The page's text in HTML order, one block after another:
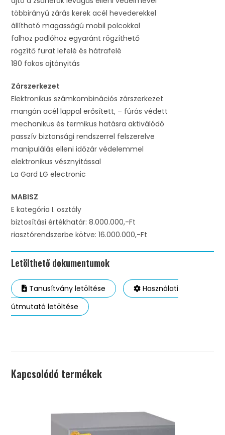
többirányú zárás kerek acél hevederekkel
állítható magasságú mobil polcokkal
falhoz padlóhoz egyaránt rögzíthető
rögzítő furat lefelé és hátrafelé
180 fokos ajtónyitás
Zárszerkezet
Elektronikus számkombinációs zárszerkezet
mangán acél lappal erősített, – fúrás védett
mechanikus és termikus hatásra aktiválódó
passzív biztonsági rendszerrel felszerelve
manipulálás elleni időzár védelemmel
elektronikus vésznyitással
La Gard LG electronic
MABISZ
E kategória I. osztály
biztosítási értékhatár: 8.000.000,-Ft
riasztórendszerbe kötve: 16.000.000,-Ft
Letölthető dokumentumok
Tanusítvány letöltése
Használati
útmutató letöltése
Kapcsolódó termékek